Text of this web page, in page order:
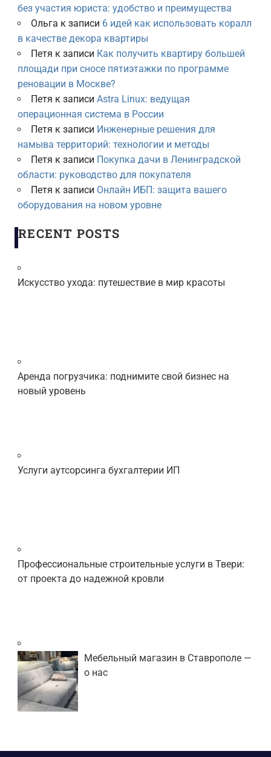
без участия юриста: удобство и преимущества
Ольга к записи 6 идей как использовать коралл
в качестве декора квартиры
Петя к записи Как получить квартиру большей
площади при сносе пятиэтажки по программе
реновации в Москве?
Петя к записи Astra Linux: ведущая
операционная система в России
Петя к записи Инженерные решения для
намыва территорий: технологии и методы
Петя к записи Покупка дачи в Ленинградской
области: руководство для покупателя
Петя к записи Онлайн ИБП: защита вашего
оборудования на новом уровне
RECENT POSTS
Искусство ухода: путешествие в мир красоты
Аренда погрузчика: поднимите свой бизнес на
новый уровень
Услуги аутсорсинга бухгалтерии ИП
Профессиональные строительные услуги в Твери:
от проекта до надежной кровли
Мебельный магазин в Ставрополе —
о нас